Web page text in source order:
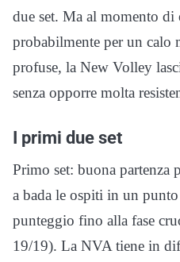
due set. Ma al momento
probabilmente per un calo
profuse, la New Volley
senza opporre molta
I primi due set
Primo set: buona partenza
a bada le ospiti in un
punteggio fino alla fase
19/19). La NVA tiene in